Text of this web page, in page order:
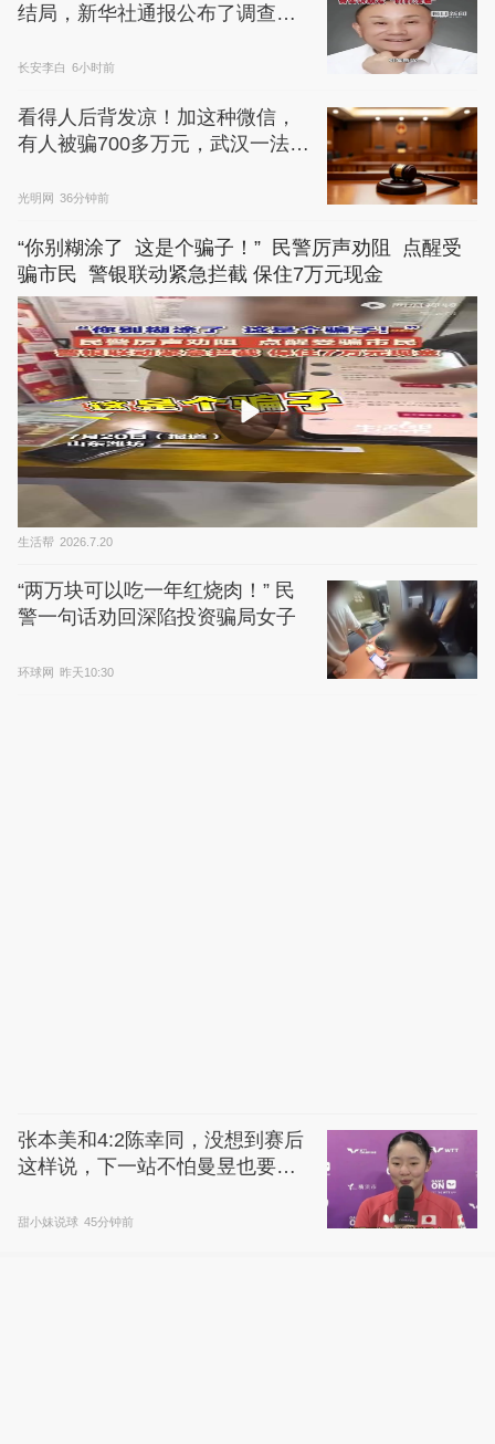
结局，新华社通报公布了调查真
长安李白 6小时前
看得人后背发凉！加这种微信，
有人被骗700多万元，武汉一法院
光明网 36分钟前
“你别糊涂了  这是个骗子！”  民警厉声劝阻  点醒受
骗市民  警银联动紧急拦截 保住7万元现金
生活帮 2026.7.20
“两万块可以吃一年红烧肉！” 民
警一句话劝回深陷投资骗局女子
环球网 昨天10:30
张本美和4:2陈幸同，没想到赛后
这样说，下一站不怕曼昱也要夺
甜小妹说球 45分钟前